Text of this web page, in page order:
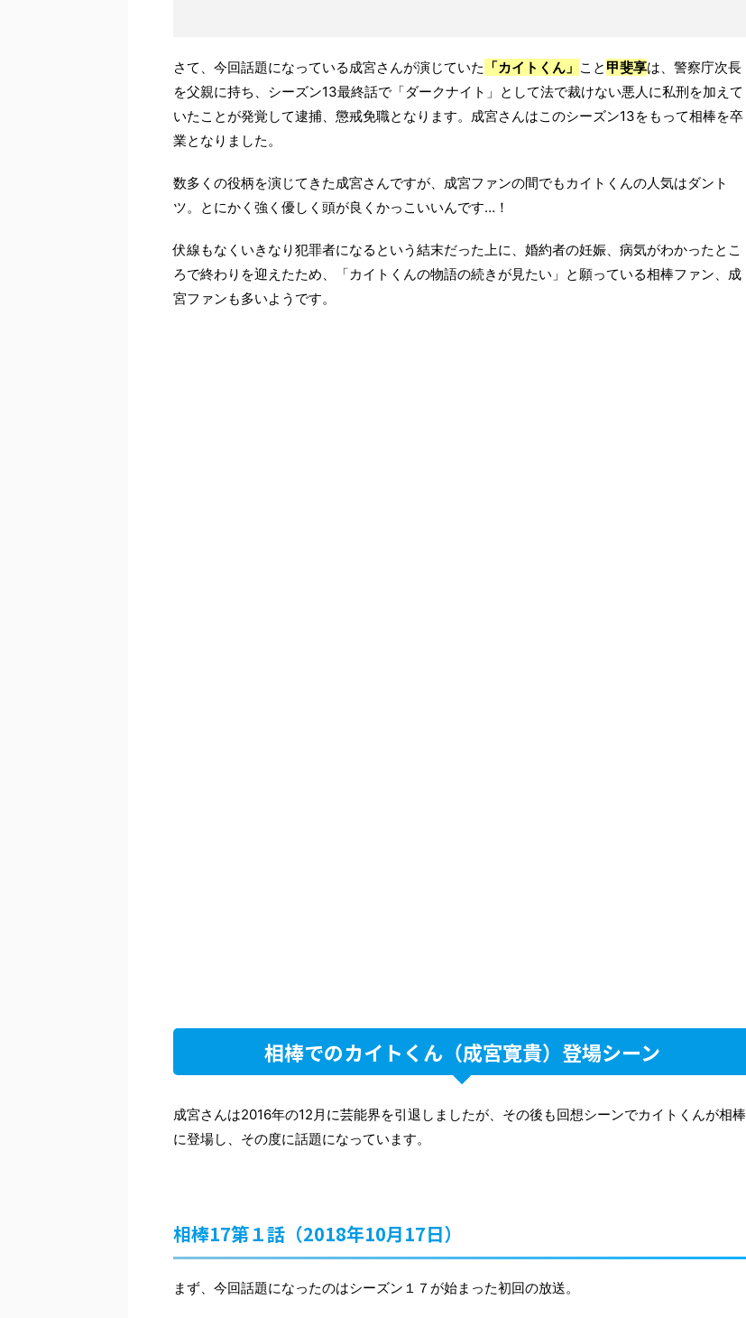
さて、今回話題になっている成宮さんが演じていた 「カイトくん」 こと 甲斐享は、警察庁次長
を父親に持ち、シーズン13最終話で「ダークナイト」として法で裁けない悪人に私刑を加えて
いたことが発覚して逮捕、懲戒免職となります。成宮さんはこのシーズン13をもって相棒を卒
業となりました。
数多くの役柄を演じてきた成宮さんですが、成宮ファンの間でもカイトくんの人気はダント
ツ。とにかく強く優しく頭が良くかっこいいんです…！
伏線もなくいきなり犯罪者になるという結末だった上に、婚約者の妊娠、病気がわかったとこ
ろで終わりを迎えたため、「カイトくんの物語の続きが見たい」と願っている相棒ファン、成
宮ファンも多いようです。
相棒でのカイトくん（成宮寛貴）登場シーン
成宮さんは2016年の12月に芸能界を引退しましたが、その後も回想シーンでカイトくんが相棒
に登場し、その度に話題になっています。
相棒17第１話（2018年10月17日）
まず、今回話題になったのはシーズン１７が始まった初回の放送。